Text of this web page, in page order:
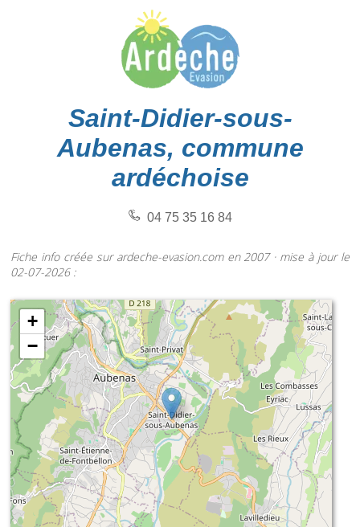
Saint-Didier-sous-
Aubenas, commune
ardéchoise
04 75 35 16 84
Fiche info créée sur ardeche-evasion.com en 2007 · mise à jour le
02-07-2026 :
+
−